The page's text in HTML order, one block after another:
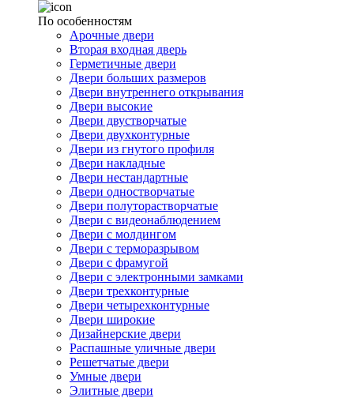
По особенностям
Арочные двери
Вторая входная дверь
Герметичные двери
Двери больших размеров
Двери внутреннего открывания
Двери высокие
Двери двустворчатые
Двери двухконтурные
Двери из гнутого профиля
Двери накладные
Двери нестандартные
Двери одностворчатые
Двери полуторастворчатые
Двери с видеонаблюдением
Двери с молдингом
Двери с терморазрывом
Двери с фрамугой
Двери с электронными замками
Двери трехконтурные
Двери четырехконтурные
Двери широкие
Дизайнерские двери
Распашные уличные двери
Решетчатые двери
Умные двери
Элитные двери